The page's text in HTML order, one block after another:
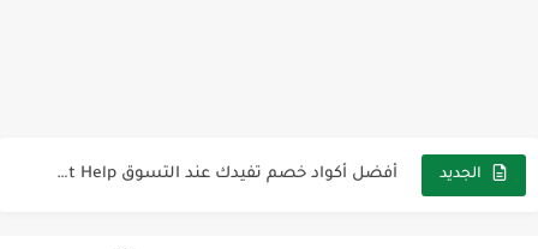
الجديد أفضل أكواد خصم تفيدك عند التسوق Discount Codes That Help...